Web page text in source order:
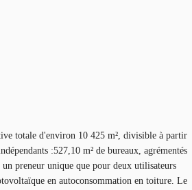
totale d'environ 10 425 m², divisible à partir
:527,10 m² de bureaux, agrémentés
preneur unique que pour deux utilisateurs
en autoconsommation en toiture. Le